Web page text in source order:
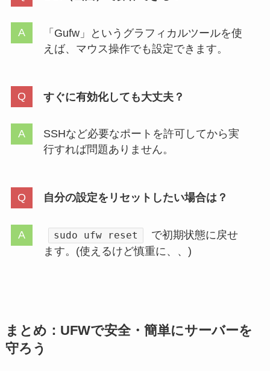
「Gufw」というグラフィカルツールを使
えば、マウス操作でも設定できます。
すぐに有効化しても大丈夫？
SSHなど必要なポートを許可してから実
行すれば問題ありません。
自分の設定をリセットしたい場合は？
sudo ufw reset
で初期状態に戻せ
ます。(使えるけど慎重に、、)
まとめ：UFWで安全・簡単にサーバーを
守ろう